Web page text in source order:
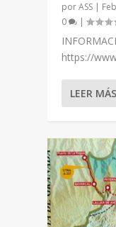
porASS |
0
|
https://
LEER MÁS